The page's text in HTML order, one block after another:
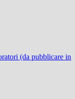
(da pubblicare in